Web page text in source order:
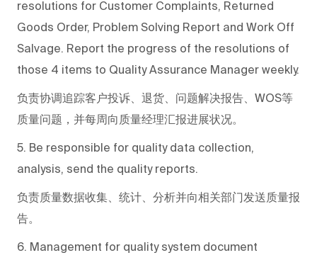
resolutions for Customer Complaints, Returned
Goods Order, Problem Solving Report and Work Off
Salvage. Report the progress of the resolutions of
those 4 items to Quality Assurance Manager weekly.
负责协调追踪客户投诉、退货、问题解决报告、WOS等
质量问题，并每周向质量经理汇报进展状况。
5. Be responsible for quality data collection,
analysis, send the quality reports.
负责质量数据收集、统计、分析并向相关部门发送质量报
告。
6. Management for quality system document